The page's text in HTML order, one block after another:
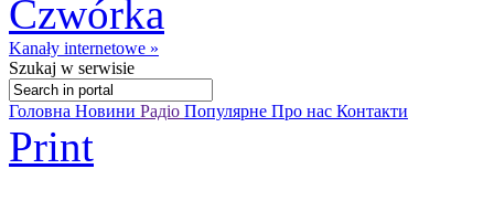
Kanały internetowe »
Szukaj w serwisie
Головна Новини Радіо Популярне Про нас Контакти
Print